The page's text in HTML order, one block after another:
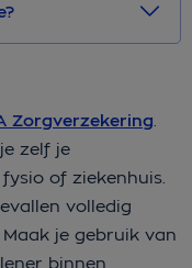
Zorgverzekering
zelf je
of ziekenhuis.
volledig
je gebruik van
binnen